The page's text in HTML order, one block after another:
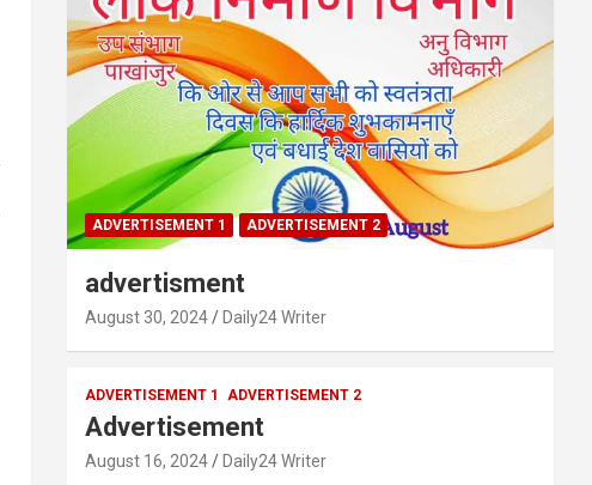
ADVERTISEMENT 1 ADVERTISEMENT 2
advertisment
August 30, 2024 Daily24 Writer
ADVERTISEMENT 1 ADVERTISEMENT 2
Advertisement
August 16, 2024 Daily24 Writer